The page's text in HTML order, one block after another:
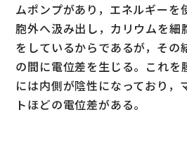
ムポンプがあり，エネルギーを
胞外へ汲み出し，カリウムを細
をしているからであるが，その
の間に電位差を生じる。これを
には内側が陰性になっており，
トほどの電位差がある。